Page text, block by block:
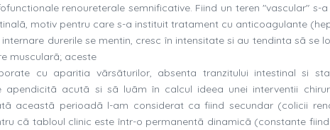
renoureterale semnificative. Fiind un teren "vascular" s-
motiv pentru care s-a instituit tratament cu anticoagulante
durerile se mentin, cresc în intensitate si au tendinta sã se
muscularã; aceste
cu aparitia vãrsãturilor, absenta tranzitului intestinal si
apendicitã acutã si sã luãm în calcul ideea unei interventii
aceastã perioadã l-am considerat ca fiind secundar (colicii
cã tabloul clinic este într-o permanentã dinamicã (constante